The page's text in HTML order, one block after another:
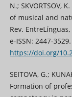
N.; SKVORTSOV,
of musical and
Rev.
e-ISSN: 2447-
https://doi.org/
SEITOVA, G.;
Formation of